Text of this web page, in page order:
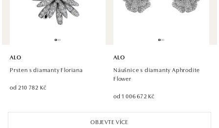
tel.: +420 773 585 559, +420 730 802 800
dnes otevřeno od 09:00
ALO diamonds Hilton, Košice
dnes otevřeno od 09:00
Einsteinova 18, 851 01 Bratislava
OBJEVTE VÍCE
ALO
Prsten s diamanty Floriana
od 210 782 Kč
ALO
Náušnice s diamanty Aphrodite
Flower
od 1 006 672 Kč